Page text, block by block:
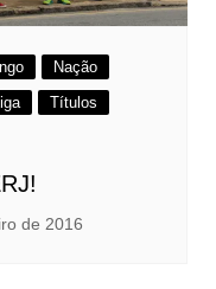
Nação
Títulos
de 2016